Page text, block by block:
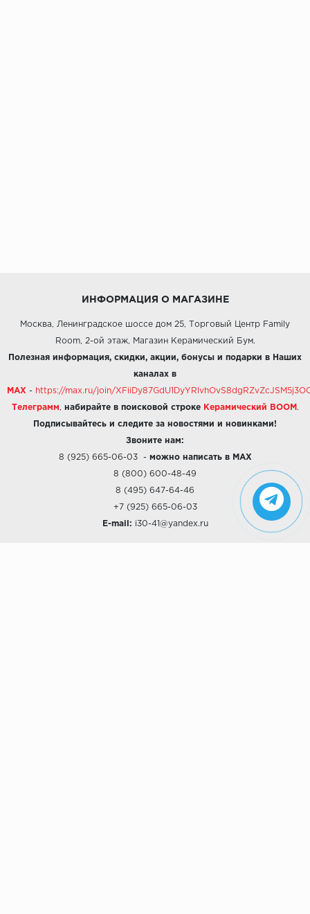
ИНФОРМАЦИЯ О МАГАЗИНЕ
Москва, Ленинградское шоссе дом 25, Торговый Центр Family
Room, 2-ой этаж, Магазин Керамический Бум.
Полезная информация, скидки, акции, бонусы и подарки в Наших
каналах в
MAX - https://max.ru/join/
Телеграмм набирайте в поисковой строке Керамический BOOM .
Подписывайтесь и следите за новостями и новинками!
Звоните нам:
8 (925) 665-06-03- можно написать в MAX
8 (800) 600-48-49
8 (495) 647-64-46
+7 (925) 665-06-03
E-mail: i30-41@yandex.ru